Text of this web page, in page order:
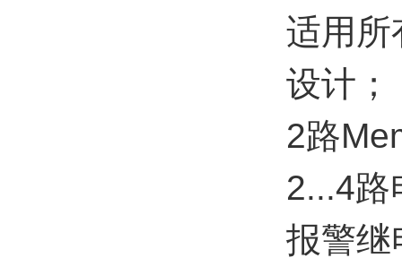
适用所
设计；
2路
2...4路
报警继